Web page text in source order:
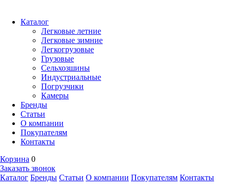
Каталог
Легковые летние
Легковые зимние
Легкогрузовые
Грузовые
Сельхозшины
Индустриальные
Погрузчики
Камеры
Бренды
Статьи
О компании
Покупателям
Контакты
Корзина 0
Заказать звонок
Каталог Бренды Статьи О компании Покупателям Контакты